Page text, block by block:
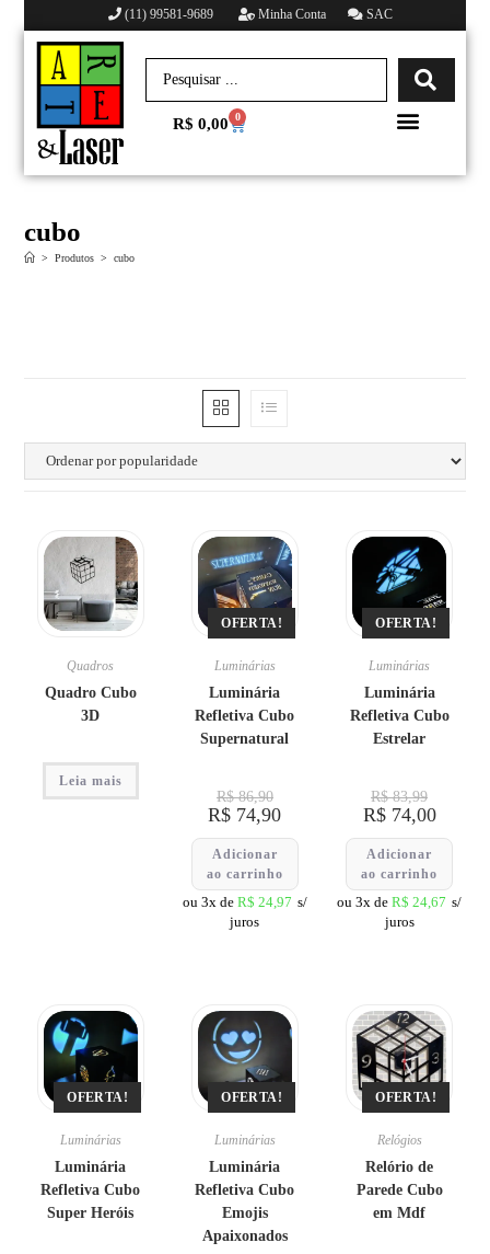
(11) 99581-9689 Minha Conta SAC
R$ 0,00 0
cubo
> Produtos > cubo
Quadros
Quadro Cubo
3D
Leia mais
OFERTA!
Luminárias
Luminária
Refletiva Cubo
Supernatural
R$86,90
R$ 74,90
Adicionar
ao carrinho
ou 3x de R$ 24,97 s/
juros
OFERTA!
Luminárias
Luminária
Refletiva Cubo
Estrelar
R$83,99
R$74,00
Adicionar
ao carrinho
ou 3x deR$ 24,67 s/
juros
OFERTA!
Luminárias
Luminária
Refletiva Cubo
Super Heróis
OFERTA!
Luminárias
Luminária
Refletiva Cubo
Emojis
Apaixonados
OFERTA!
Relógios
Relório de
Parede Cubo
em Mdf